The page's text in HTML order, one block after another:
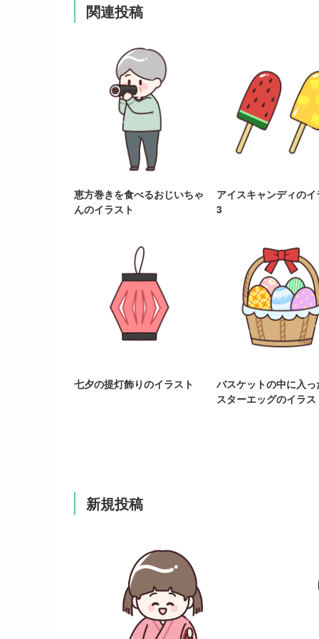
関連投稿
恵方巻きを食べるおじいちゃ
んのイラスト
アイスキャンディの
3
七夕の提灯飾りのイラスト
バスケットの中に入
スターエッグのイラス
新規投稿